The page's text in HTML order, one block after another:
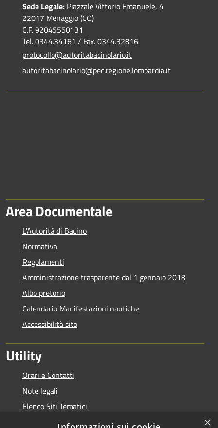
Sede Legale: Piazzale Vittorio Emanuele, 4
22017 Menaggio (CO)
C.F. 92045550131
Tel. 0344.34161 / Fax. 0344.32816
protocollo@autoritabacinolario.it
autoritabacinolario@pec.regione.lombardia.it
Area Documentale
L'Autorità di Bacino
Normativa
Regolamenti
Amministrazione trasparente dal 1 gennaio 2018
Albo pretorio
Calendario Manifestazioni nautiche
Accessibilità sito
Utility
Orari e Contatti
Note legali
Elenco Siti Tematici
×